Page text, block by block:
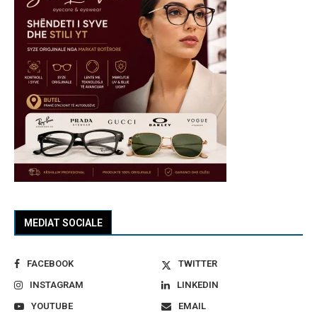
MEDIAT SOCIALE
FACEBOOK
TWITTER
INSTAGRAM
LINKEDIN
YOUTUBE
EMAIL